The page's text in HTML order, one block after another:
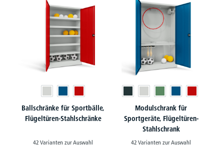
Ballschränke für Sportbälle,
Flügeltüren-Stahlschränke
42 Varianten zur Auswahl
Modulschrank für
Sportgeräte, Flügeltüren-
Stahlschrank
42 Varianten zur Auswahl